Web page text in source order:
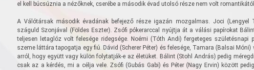
el kell búcsúznia a nézőknek, cserébe a második évad utolsó része nem volt
A Válótársak második évadának befejező része igazán mozgalmas. Joci (Lengyel
száguld Szonjával (Földes Eszter). Zsófi pókerarccal nyújtja át a válási papírokat
teljesen letaglóz volt felesége ridegsége. Noémi (Tóth Andi) fergeteges születésnapi
szeme láttára tapogatja egy fiú. Dávid (Scherer Péter) és felesége, Tamara (Balsai
arról, hogy együtt vagy külön folytatják-e az életüket. Bálint (Stohl András) pedig
csak az a kérdés, mi a célja vele. Zsófi (Gubás Gabi) és Péter (Nagy Ervin) között